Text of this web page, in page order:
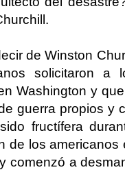
de Winston
solicitaron
Washington y
guerra propios y
fructífera
de los
comenzó a